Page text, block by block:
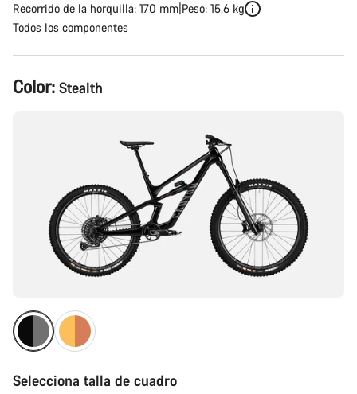
Recorrido de la horquilla: 170 mm Peso: 15.6 kg
Todos los componentes
Configuración
del
Color: Stealth
Selecciona talla de cuadro